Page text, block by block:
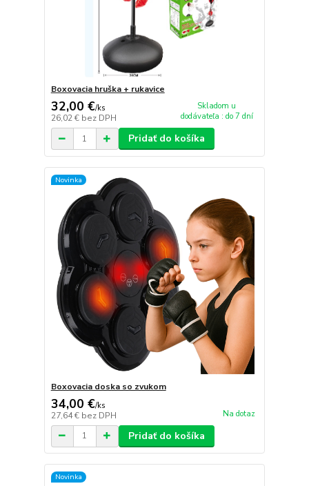
Boxovacia hruška + rukavice
32,00 €/ks
26,02 € bez DPH
Skladom u
dodávateľa : do 7 dní
Pridať do košíka
Novinka
Boxovacia doska so zvukom
34,00 €/ks
27,64 € bez DPH Na dotaz
Pridať do košíka
Novinka